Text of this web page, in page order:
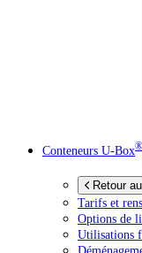
Conteneurs U-Box®
Retour
Tarifs et
Options de
Utilisations